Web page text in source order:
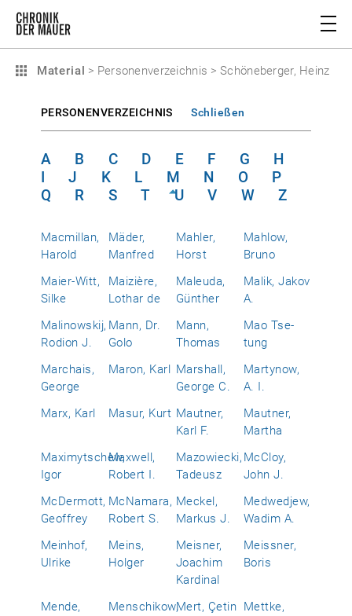
Material > Personenverzeichnis > Schöneberger, Heinz
PERSONENVERZEICHNIS Schließen
A B C D E F G
H
I
J K L M N O
P
Q
R S T U V W Z
Macmillan,
Harold
Mäder,
Manfred
Mahler,
Horst
Mahlow,
Bruno
Maier-Witt,
Silke
Maizière,
Lothar de
Maleuda,
Günther
Malik, Jakov
A.
Malinowskij,
Rodion J.
Mann, Dr.
Golo
Mann,
Thomas
Mao Tse-
tung
Marchais,
George
Maron, Karl Marshall,
George C.
Martynow,
A. I.
Marx, Karl
Masur, Kurt Mautner,
Karl F.
Mautner,
Martha
Maximytschew,
Igor
Maxwell,
Robert I.
Mazowiecki,
Tadeusz
McCloy,
John J.
McDermott,
Geoffrey
McNamara,
Robert S.
Meckel,
Markus J.
Medwedjew,
Wadim A.
Meinhof,
Ulrike
Meins,
Holger
Meisner,
Joachim
Kardinal
Meissner,
Boris
Mende,
Menschikow,Mert, Çetin Mettke,